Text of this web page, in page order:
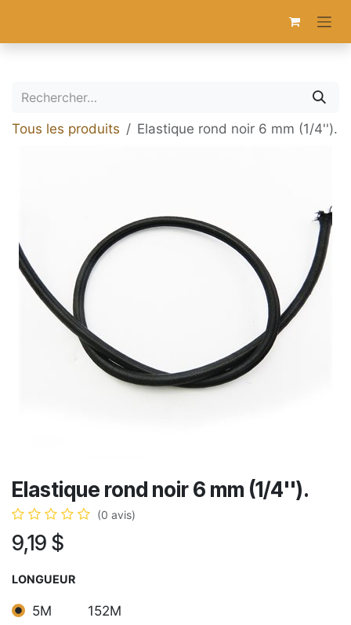
Tous les produits Elastique rond noir 6 mm (1/4'').
Elastique rond noir 6 mm (1/4'').
(0 avis)
9,19 $
LONGUEUR
5M 152M